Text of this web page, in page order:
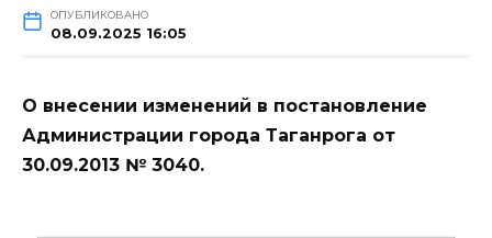
ОПУБЛИКОВАНО
08.09.2025 16:05
О внесении изменений в постановление
Администрации города Таганрога от
30.09.2013 № 3040.